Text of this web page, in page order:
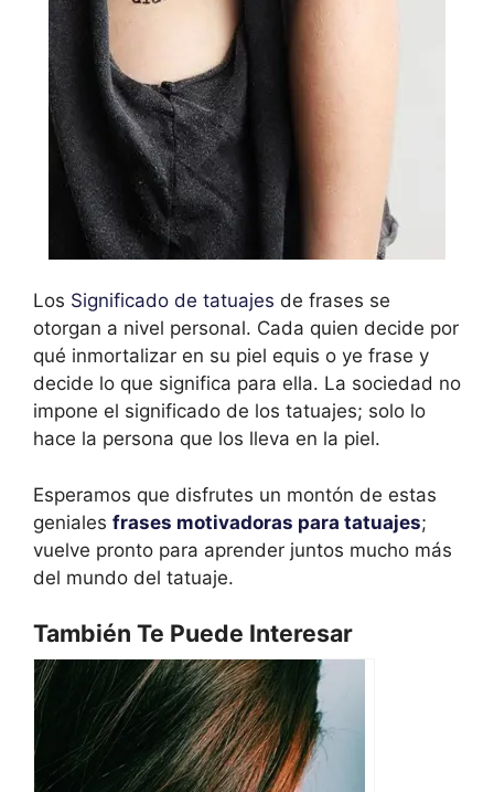
Los Significado de tatuajes de frases se
otorgan a nivel personal. Cada quien decide por
qué inmortalizar en su piel equis o ye frase y
decide lo que significa para ella. La sociedad no
impone el significado de los tatuajes; solo lo
hace la persona que los lleva en la piel.
Esperamos que disfrutes un montón de estas
geniales frases motivadoras para tatuajes;
vuelve pronto para aprender juntos mucho más
del mundo del tatuaje.
También Te Puede Interesar